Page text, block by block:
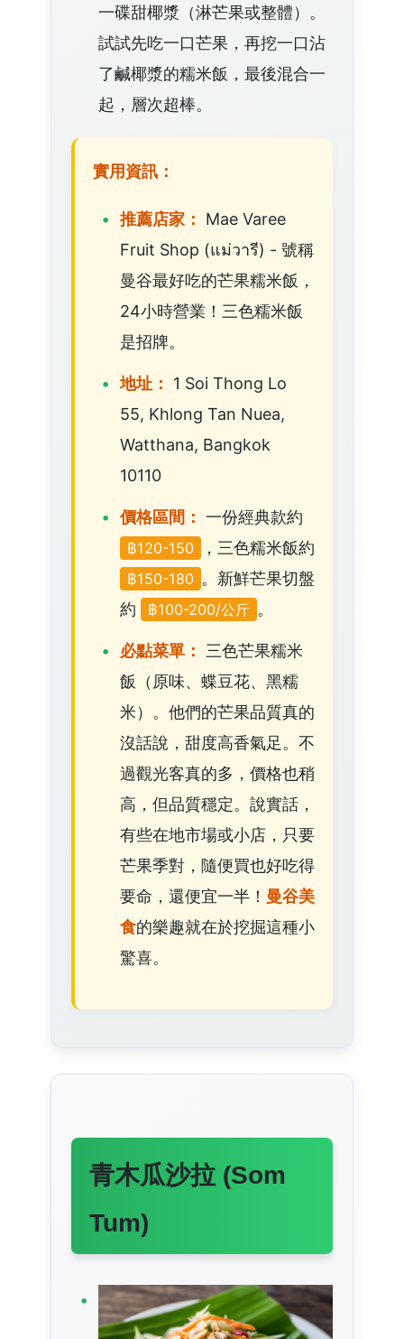
一碟甜椰漿（淋芒果或整體）。
試試先吃一口芒果，再挖一口沾
了鹹椰漿的糯米飯，最後混合一
起，層次超棒。
實用資訊：
推薦店家：
Mae Varee
Fruit Shop (แม่วารี) - 號稱
曼谷最好吃的芒果糯米飯，
24小時營業！三色糯米飯
是招牌。
地址：
1 Soi Thong Lo
55, Khlong Tan Nuea,
Watthana, Bangkok
10110
價格區間： 一份經典款約
฿120-150 ，三色糯米飯約
฿150-180 。新鮮芒果切盤
約
฿100-200/公斤 。
必點菜單： 三色芒果糯米
飯（原味、蝶豆花、黑糯
米）。他們的芒果品質真的
沒話說，甜度高香氣足。不
過觀光客真的多，價格也稍
高，但品質穩定。說實話，
有些在地市場或小店，只要
芒果季對，隨便買也好吃得
要命，還便宜一半！ 曼谷美
食的樂趣就在於挖掘這種小
驚喜。
青木瓜沙拉 (Som
Tum)